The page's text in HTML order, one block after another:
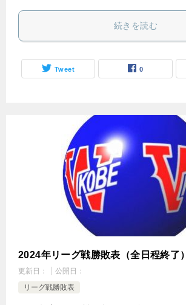
続きを読む
Tweet 0
2024年リーグ戦勝敗表（全日程終了）
更新日：
公開日：
リーグ戦勝敗表